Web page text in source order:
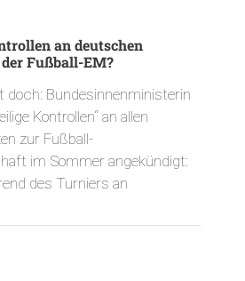
an deutschen
Fußball-EM?
doch: Bundesinnenministerin
Kontrollen“ an allen
zur Fußball-
im Sommer angekündigt:
des Turniers an